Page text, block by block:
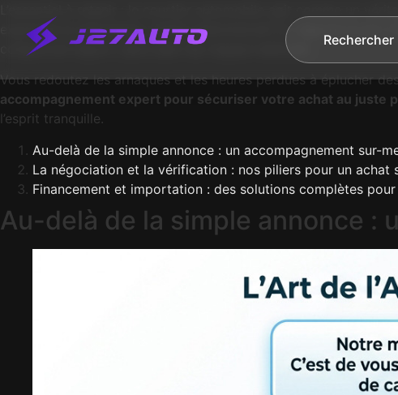
Rechercher
expertise la mécanique, vérifie l’administratif et négocie le prix
compris en import, sans subir les risques habituels.
Vous redoutez les arnaques et les heures perdues à éplucher
accompagnement expert pour sécuriser votre achat au juste
l’esprit tranquille.
Au-delà de la simple annonce : un accompagnement sur-
La négociation et la vérification : nos piliers pour un achat
Financement et importation : des solutions complètes
Au-delà de la simple annonce :